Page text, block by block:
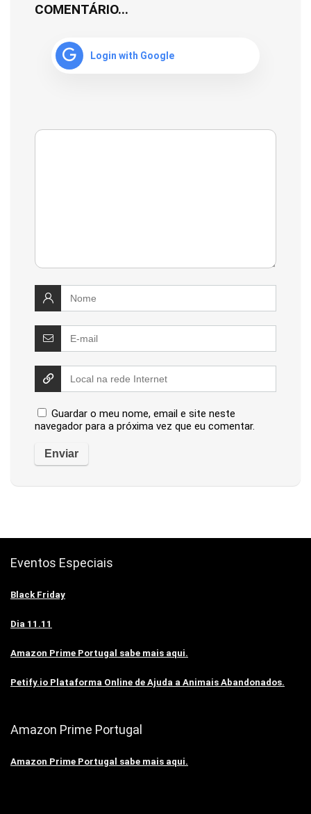
COMENTÁRIO...
Login with Google
Guardar o meu nome, email e site neste
navegador para a próxima vez que eu comentar.
Eventos Especiais
Black Friday
Dia 11.11
Amazon Prime Portugal sabe mais aqui.
Petify.io Plataforma Online de Ajuda a Animais Abandonados.
Amazon Prime Portugal
Amazon Prime Portugal sabe mais aqui.